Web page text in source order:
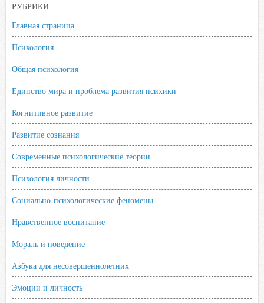
i
РУБРИКИ
Главная страница
Психология
Общая психология
Единство мира и проблема развития психики
Когнитивное развитие
Развитие сознания
Современные психологические теории
Психология личности
Социально-психологические феномены
Нравственное воспитание
Мораль и поведение
Азбука для несовершеннолетних
Эмоции и личность